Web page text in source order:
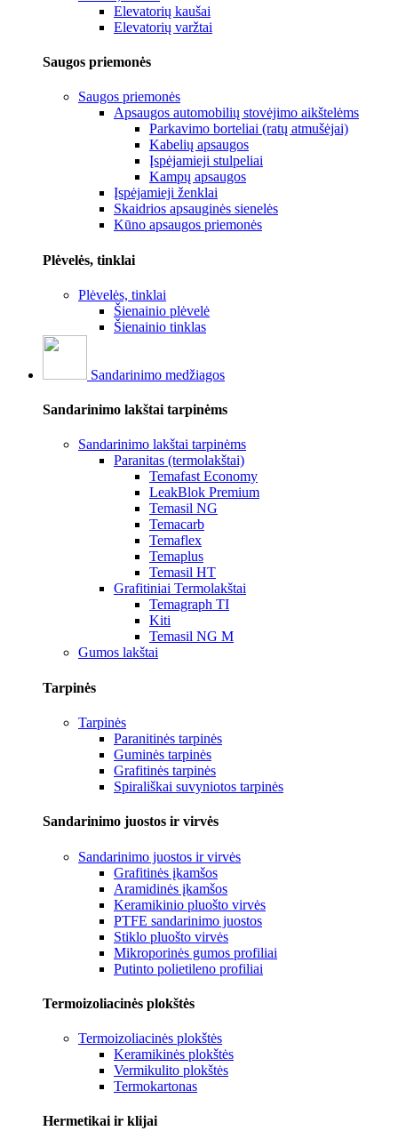
Elevatorių kaušai
Elevatorių varžtai
Saugos priemonės
Saugos priemonės
Apsaugos automobilių stovėjimo aikštelėms
Parkavimo borteliai (ratų atmušėjai)
Kabelių apsaugos
Įspėjamieji stulpeliai
Kampų apsaugos
Įspėjamieji ženklai
Skaidrios apsauginės sienelės
Kūno apsaugos priemonės
Plėvelės, tinklai
Plėvelės, tinklai
Šienainio plėvelė
Šienainio tinklas
Sandarinimo medžiagos
Sandarinimo lakštai tarpinėms
Sandarinimo lakštai tarpinėms
Paranitas (termolakštai)
Temafast Economy
LeakBlok Premium
Temasil NG
Temacarb
Temaflex
Temaplus
Temasil HT
Grafitiniai Termolakštai
Temagraph TI
Kiti
Temasil NG M
Gumos lakštai
Tarpinės
Tarpinės
Paranitinės tarpinės
Guminės tarpinės
Grafitinės tarpinės
Spirališkai suvyniotos tarpinės
Sandarinimo juostos ir virvės
Sandarinimo juostos ir virvės
Grafitinės įkamšos
Aramidinės įkamšos
Keramikinio pluošto virvės
PTFE sandarinimo juostos
Stiklo pluošto virvės
Mikroporinės gumos profiliai
Putinto polietileno profiliai
Termoizoliacinės plokštės
Termoizoliacinės plokštės
Keramikinės plokštės
Vermikulito plokštės
Termokartonas
Hermetikai ir klijai